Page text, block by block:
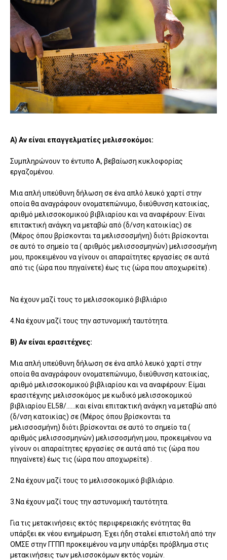
Α) Αν είναι επαγγελματίες μελισσοκόμοι:
Συμπληρώνουν το έντυπο Α, βεβαίωση κυκλοφορίας
εργαζομένου.
Μια απλή υπεύθυνη δήλωση σε ένα απλό λευκό χαρτί στην
οποία θα αναγράφουν ονοματεπώνυμο, διεύθυνση κατοικίας,
αριθμό μελισσοκομικού βιβλιαρίου και να αναφέρουν: Είναι
επιτακτική ανάγκη να μεταβώ από (δ/νση κατοικίας) σε
(Μέρος όπου βρίσκονται τα μελισσοσμήνη) διότι βρίσκονται
σε αυτό το σημείο τα ( αριθμός μελισσοσμηνών) μελισσοσμήνη
μου, προκειμένου να γίνουν οι απαραίτητες εργασίες σε αυτά
από τις (ώρα που πηγαίνετε) έως τις (ώρα που αποχωρείτε) .
Να έχουν μαζί τους το μελισσοκομικό βιβλιάριο
4.Να έχουν μαζί τους την αστυνομική ταυτότητα.
Β) Αν είναι ερασιτέχνες:
Μια απλή υπεύθυνη δήλωση σε ένα απλό λευκό χαρτί στην
οποία θα αναγράφουν ονοματεπώνυμο, διεύθυνση κατοικίας,
αριθμό μελισσοκομικού βιβλιαρίου και να αναφέρουν: Είμαι
ερασιτέχνης μελισσοκόμος με κωδικό μελισσοκομικού
βιβλιαρίου EL58/……και είναι επιτακτική ανάγκη να μεταβώ από
(δ/νση κατοικίας) σε (Μέρος όπου βρίσκονται τα
μελισσοσμήνη) διότι βρίσκονται σε αυτό το σημείο τα (
αριθμός μελισσοσμηνών) μελισσοσμήνη μου, προκειμένου να
γίνουν οι απαραίτητες εργασίες σε αυτά από τις (ώρα που
πηγαίνετε) έως τις (ώρα που αποχωρείτε) .
2.Να έχουν μαζί τους το μελισσοκομικό βιβλιάριο.
3.Να έχουν μαζί τους την αστυνομική ταυτότητα.
Για τις μετακινήσεις εκτός περιφερειακής ενότητας θα
υπάρξει εκ νέου ενημέρωση. Έχει ήδη σταλεί επιστολή από την
ΟΜΣΕ στην ΓΓΠΠ προκειμένου να μην υπάρξει πρόβλημα στις
μετακινήσεις των μελισσοκόμων εκτός νομών.